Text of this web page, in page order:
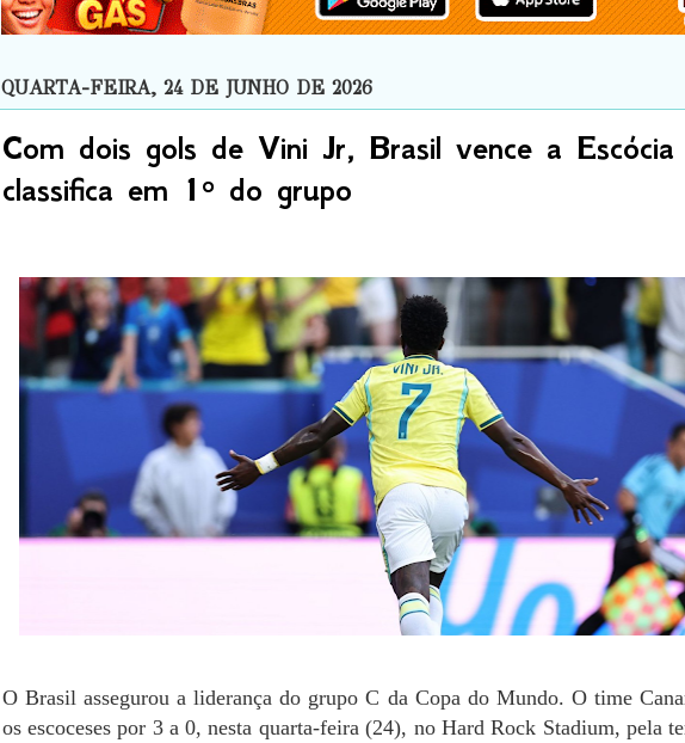
QUARTA-FEIRA, 24 DE JUNHO DE 2026
Com dois gols de Vini Jr, Brasil vence a
classifica em 1º do grupo
O Brasil assegurou a liderança do grupo C da Copa do Mundo. O time
os escoceses por 3 a 0, nesta quarta-feira (24), no Hard Rock Stadium, pela